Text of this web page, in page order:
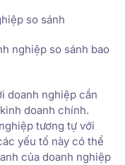
so sánh
nghiệp so sánh bao
doanh nghiệp cần
doanh chính.
tương tự với
yếu tố này có thể
của doanh nghiệp